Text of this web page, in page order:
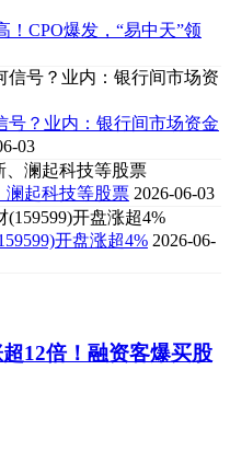
！CPO爆发，“易中天”领
号？业内：银行间市场资金
03
澜起科技等股票 2026-06-03
开盘涨超4% 2026-06-
12倍！融资客爆买股